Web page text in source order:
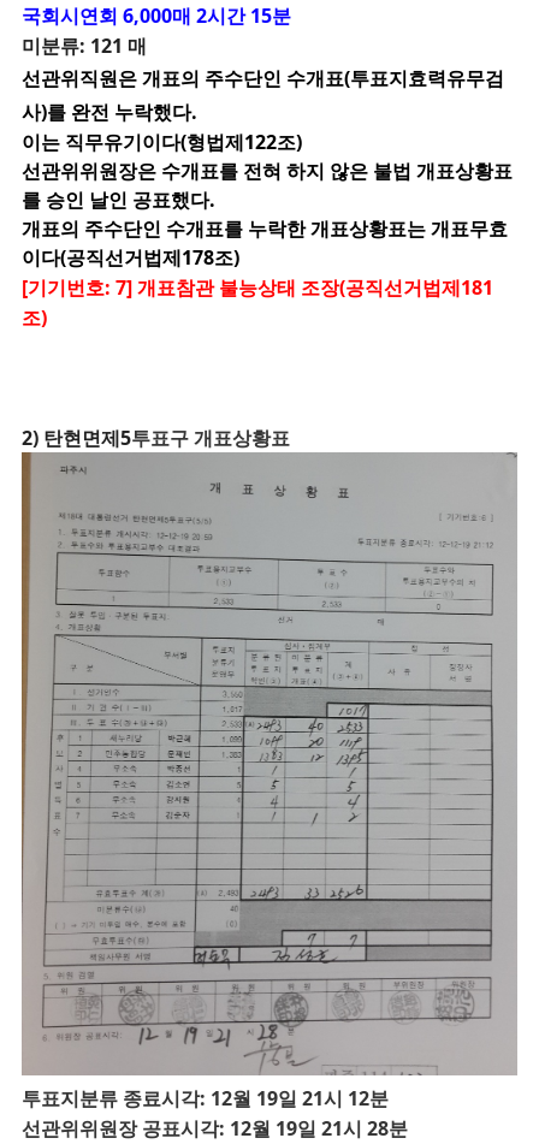
국회시연회 6,000매 2시간 15분
미분류: 121 매
선관위직원은 개표의 주수단인 수개표(투표지효력유무검
사)를 완전 누락했다.
이는 직무유기이다(형법제122조)
선관위위원장은 수개표를 전혀 하지 않은 불법 개표상황표
를 승인 날인 공표했다.
개표의 주수단인 수개표를 누락한 개표상황표는 개표무효
이다(공직선거법제178조)
[기기번호: 7] 개표참관 불능상태 조장(공직선거법제181
조)
2) 탄현면제5투표구 개표상황표
투표지분류 종료시각: 12월 19일 21시 12분
선관위위원장 공표시각: 12월 19일 21시 28분